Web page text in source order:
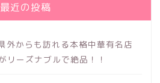
最近の投稿
外からも訪れる本格中華有名店
リーズナブルで絶品！！